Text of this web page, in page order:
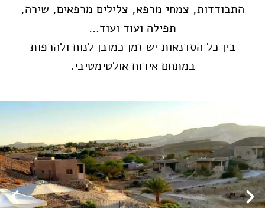
התבודדות, צמחי מרפא, צלילים מרפאים, שירה,
תפילה ועוד ועוד…
בין כל הסדנאות יש זמן כמובן לנוח ולהרפות
במתחם אירוח אולטימטיבי.